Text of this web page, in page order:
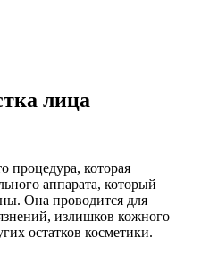
лица
процедура, которая
аппарата, который
Она проводится для
излишков кожного
остатков косметики.